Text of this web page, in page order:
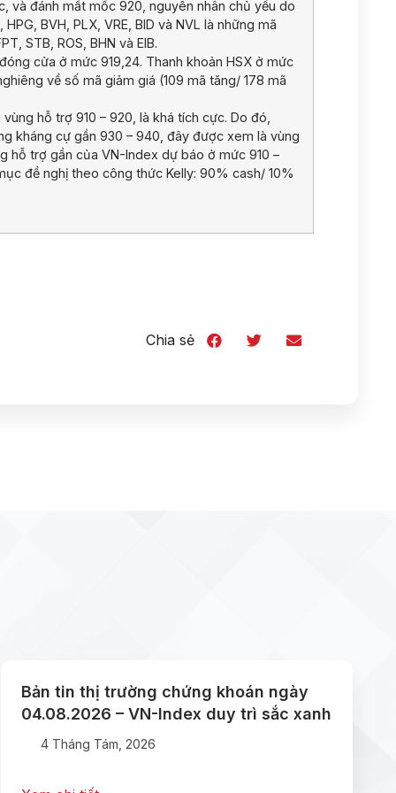
và đánh mất mốc 920, nguyên nhân chủ yếu do
BVH, PLX, VRE, BID và NVL là những mã
STB, ROS, BHN và EIB.
cửa ở mức 919,24. Thanh khoản HSX ở mức
về số mã giảm giá (109 mã tăng/ 178 mã
hỗ trợ 910 – 920, là khá tích cực. Do đó,
kháng cự gần 930 – 940, đây được xem là vùng
hỗ trợ gần của VN-Index dự báo ở mức 910 –
đề nghị theo công thức Kelly: 90% cash/ 10%
Chia sẻ
Bản tin thị trường chứng khoán ngày
04.08.2026 – VN-Index duy trì sắc xanh
4 Tháng Tám, 2026